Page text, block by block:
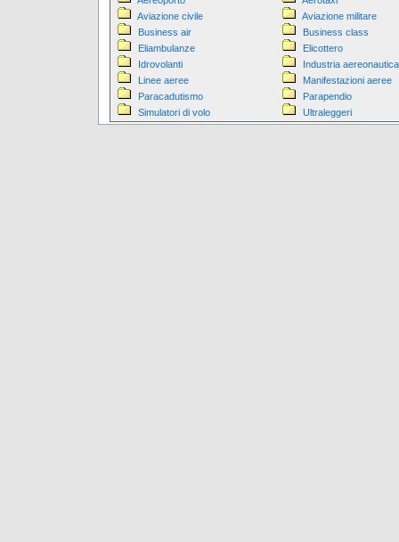
Aviazione civile
Aviazione militare
Business air
Business class
Eliambulanze
Elicottero
Idrovolanti
Industria aereonautica
Linee aeree
Manifestazioni aeree
Paracadutismo
Parapendio
Simulatori di volo
Ultraleggeri